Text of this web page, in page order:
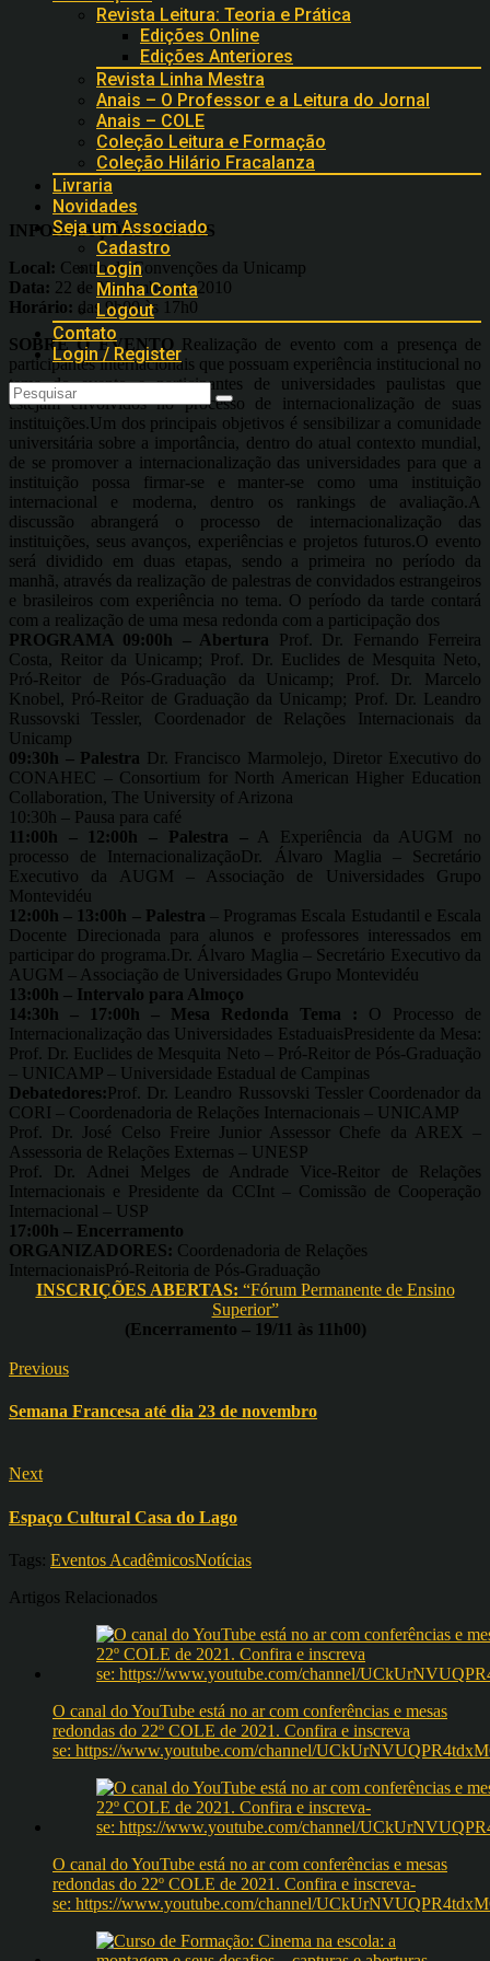
Revista Leitura: Teoria e Prática
Edições Online
Edições Anteriores
Revista Linha Mestra
Anais – O Professor e a Leitura do Jornal
Anais – COLE
Coleção Leitura e Formação
Coleção Hilário Fracalanza
Livraria
Novidades
Seja um Associado
Cadastro
Login
Minha Conta
Logout
Contato
Login / Register
INFORMAÇÕES GERAIS
Local: Centro de Convenções da Unicamp
Data: 22 de Novembro de 2010
Horário: das 9h00 às 17h0
SOBRE OEVENTO Realização de evento com a presença de
participantes internacionais que possuam experiência institucional no
tema do evento e participantes de universidades paulistas que
estejam envolvidos no processo de internacionalização de suas
instituições.Um dos principais objetivos é sensibilizar a comunidade
universitária sobre a importância, dentro do atual contexto mundial,
de se promover a internacionalização das universidades para que a
instituição possa firmar-se e manter-se como uma instituição
internacional e moderna, dentro os rankings de avaliação.A
discussão abrangerá o processo de internacionalização das
instituições, seus avanços, experiências e projetos futuros.O evento
será dividido em duas etapas, sendo a primeira no período da
manhã, através da realização de palestras de convidados estrangeiros
e brasileiros com experiência no tema. O período da tarde contará
com a realização de uma mesa redonda com a participação dos
PROGRAMA 09:00h – Abertura Prof. Dr. Fernando Ferreira
Costa, Reitor da Unicamp; Prof. Dr. Euclides de Mesquita Neto,
Pró-Reitor de Pós-Graduação da Unicamp; Prof. Dr. Marcelo
Knobel, Pró-Reitor de Graduação da Unicamp; Prof. Dr. Leandro
Russovski Tessler, Coordenador de Relações Internacionais da
Unicamp
09:30h – Palestra Dr. Francisco Marmolejo, Diretor Executivo do
CONAHEC – Consortium for North American Higher Education
Collaboration, The University of Arizona
10:30h – Pausa para café
11:00h – 12:00h – Palestra –A Experiência da AUGM no
processo de InternacionalizaçãoDr. Álvaro Maglia – Secretário
Executivo da AUGM – Associação de Universidades Grupo
Montevidéu
12:00h – 13:00h – Palestra – Programas Escala Estudantil e Escala
Docente Direcionada para alunos e professores interessados em
participar do programa.Dr. Álvaro Maglia – Secretário Executivo da
AUGM – Associação de Universidades Grupo Montevidéu
13:00h – Intervalo para Almoço
14:30h – 17:00h – Mesa Redonda Tema : O Processo de
Internacionalização das Universidades EstaduaisPresidente da Mesa:
Prof. Dr. Euclides de Mesquita Neto – Pró-Reitor de Pós-Graduação
– UNICAMP – Universidade Estadual de Campinas
Debatedores:Prof. Dr. Leandro Russovski Tessler Coordenador da
CORI – Coordenadoria de Relações Internacionais – UNICAMP
Prof. Dr. José Celso Freire Junior Assessor Chefe da AREX –
Assessoria de Relações Externas – UNESP
Prof. Dr. Adnei Melges de Andrade Vice-Reitor de Relações
Internacionais e Presidente da CCInt – Comissão de Cooperação
Internacional – USP
17:00h – Encerramento
ORGANIZADORES: Coordenadoria de Relações
InternacionaisPró-Reitoria de Pós-Graduação
INSCRIÇÕES ABERTAS: “Fórum Permanente de Ensino
Superior”
(Encerramento – 19/11 às 11h00)
Previous
Semana Francesa até dia 23 de novembro
Next
Espaço Cultural Casa do Lago
Tags: Eventos AcadêmicosNotícias
Artigos Relacionados
O canal do YouTube está no ar com conferências e mesas
redondas do 22º COLE de 2021. Confira e inscreva
se: https://www.youtube.com/channel/
O canal do YouTube está no ar com conferências e mesas
redondas do 22º COLE de 2021. Confira e inscreva-
se: https://www.youtube.com/channel/